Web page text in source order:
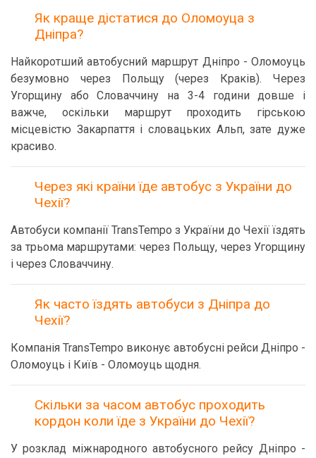
Як краще дістатися до Оломоуца з
Дніпра?
Найкоротший автобусний маршрут Дніпро - Оломоуць
безумовно через Польщу (через Краків). Через
Угорщину або Словаччину на 3-4 години довше і
важче, оскільки маршрут проходить гірською
місцевістю Закарпаття і словацьких Альп, зате дуже
красиво.
Через які країни їде автобус з України до
Чехії?
Автобуси компанії TransTempo з України до Чехії їздять
за трьома маршрутами: через Польщу, через Угорщину
і через Словаччину.
Як часто їздять автобуси з Дніпра до
Чехії?
Компанія TransTempo виконує автобусні рейси Дніпро -
Оломоуць і Київ - Оломоуць щодня.
Скільки за часом автобус проходить
кордон коли їде з України до Чехії?
У розклад міжнародного автобусного рейсу Дніпро -